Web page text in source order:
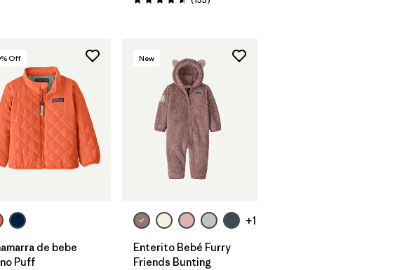
Valoración: 4.6 / 5
% Off
de bebe
Puff
New
+1
Enterito Bebé Furry
Friends Bunting